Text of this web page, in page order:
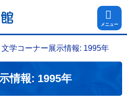
メニュー
文学コーナー展示情報: 1995年
情報: 1995年